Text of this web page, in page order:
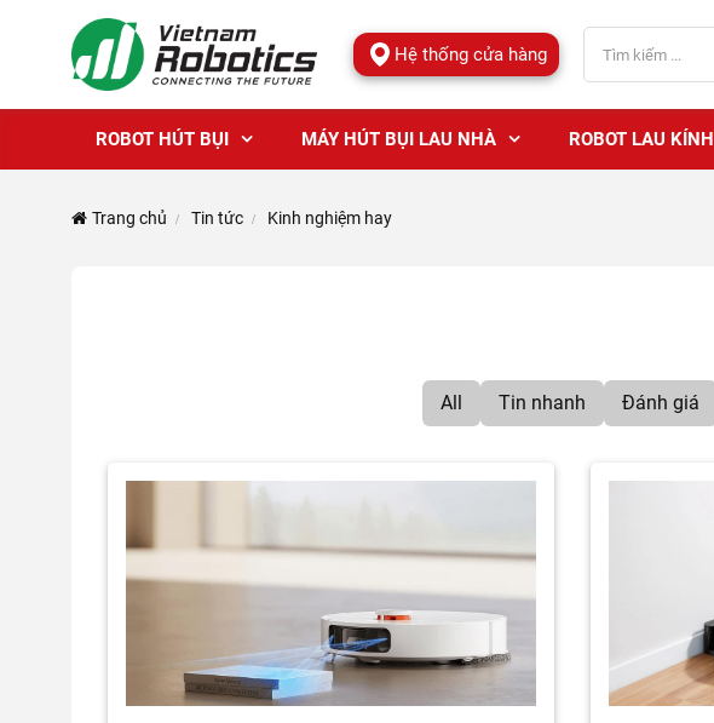
Hệ thống cửa hàng
ROBOT HÚT BỤI MÁY HÚT BỤI LAU NHÀ ROBOT LAU KÍNH
Trang chủ Tin tức Kinh nghiệm hay
All Tin nhanh Đánh giá